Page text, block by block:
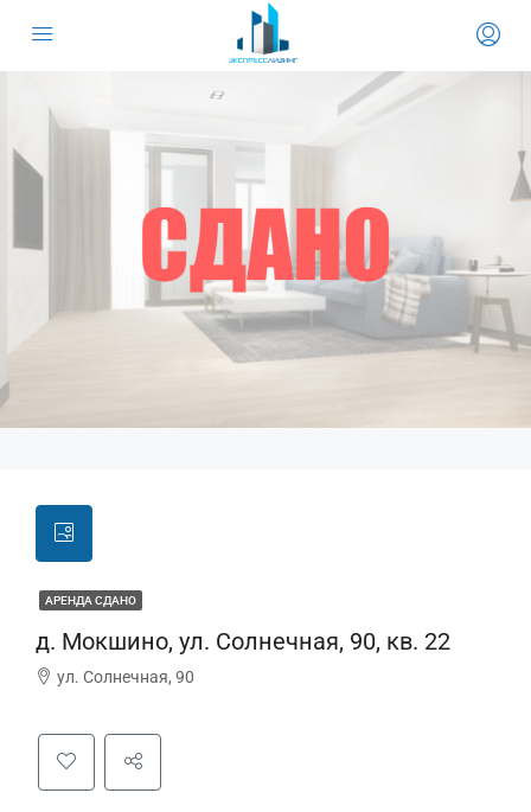
АРЕНДА СДАНО
д. Мокшино, ул. Солнечная, 90, кв. 22
ул. Солнечная, 90